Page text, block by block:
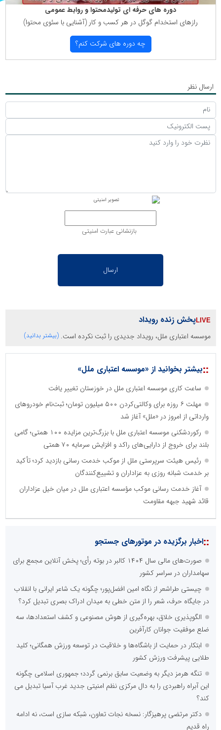
دوره های حرفه ای تولیدمحتوا و روابط عمومی
رازهای استخدام گوگل در هر كسب و كار (آشنایی با سئوی محتوا)
چه دوره های شركت كنم؟
ارسال نظر
بازنشانی عبارت امنیتی
پخش زنده رویداد
موسسه اعتباری ملل، رویداد جدیدی را ثبت نکرده است. (بیشتر بدانید)
::بیشتر بخوانید از «موسسه اعتباری ملل»
ساعت کاری موسسه اعتباری ملل در خوزستان تغییر یافت
مهلت ۶ روزه برای وکالتی‌کردن ۵۰۰ میلیون تومان؛ ثبت‌نام خودروهای
وارداتی از امروز در «ملل» آغاز شد
رکوردشکنی موسسه اعتباری ملل با بزرگ‌ترین مزایده ۱۰۰ همتی؛ گامی
بلند برای خروج از دارایی‌های راکد و افزایش سرمایه ۷۰ همتی
رئیس هیئت سرپرستی ملل از موکب خدمت رسانی بازدید کرد؛ تأکید
بر خدمت شبانه روزی به عزاداران و تشییع‌کنندگان
آغاز خدمت رسانی موکب مؤسسه اعتباری ملل در میان خیل عزاداران
قائد شهید جبهه مقاومت
::اخبار برگزیده در موتورهای جستجو
صورت‌های مالی سال ۱۴۰۴ کالبر در بوته رأی؛ پخش آنلاین مجمع برای
سهامداران در سراسر کشور
چیستی طراشعر از نگاه امین افضل‌پور؛ چگونه یک شاعر ایرانی با انقلاب
در جایگاه حرف، شعر را از متن خطی به میدان ادراک بصری تبدیل کرد؟
الگوپذیری خلاق، بهره‌گیری از هوش مصنوعی و کشف استعدادها، سه
ضلع موفقیت جوانان کارآفرین
ابتکار در حمایت از باشگاه‌ها و خلاقیت در توسعه ورزش همگانی؛ کلید
طلایی پیشرفت ورزش کشور
تنگه هرمز دیگر به وضعیت سابق برنمی گردد؛ جمهوری اسلامی چگونه
این آبراه راهبردی را به دال مرکزی نظم امنیتی جدید غرب آسیا تبدیل می
کند؟
دکتر مرتضی پرهیزگار: نسخه نجات تعاون، شبکه سازی است، نه ادامه
راه قدیم